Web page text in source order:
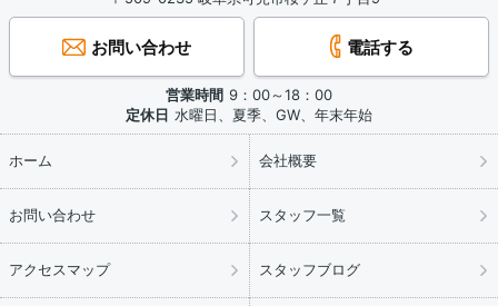
お問い合わせ 電話する
営業時間 9：00～18：00
定休日 水曜日、夏季、GW、年末年始
ホーム 会社概要
お問い合わせ スタッフ一覧
アクセスマップ スタッフブログ